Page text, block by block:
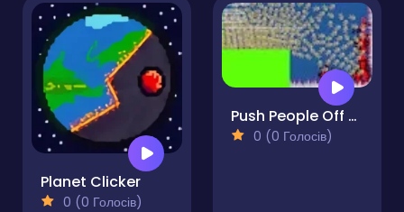
Planet Clicker
0 (0 Голосів)
Push People Off a Cliff Clicker
0 (0 Голосів)